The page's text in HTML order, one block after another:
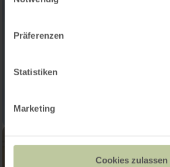
Präferenzen
Statistiken
Marketing
Cookies zulassen